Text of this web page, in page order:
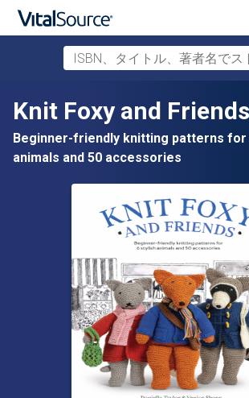
メインコンテンツへスキップ
ISBN、タイトル、著者名でス
Knit Foxy and Friends
Beginner-friendly knitting patterns for
animals and 50 accessories